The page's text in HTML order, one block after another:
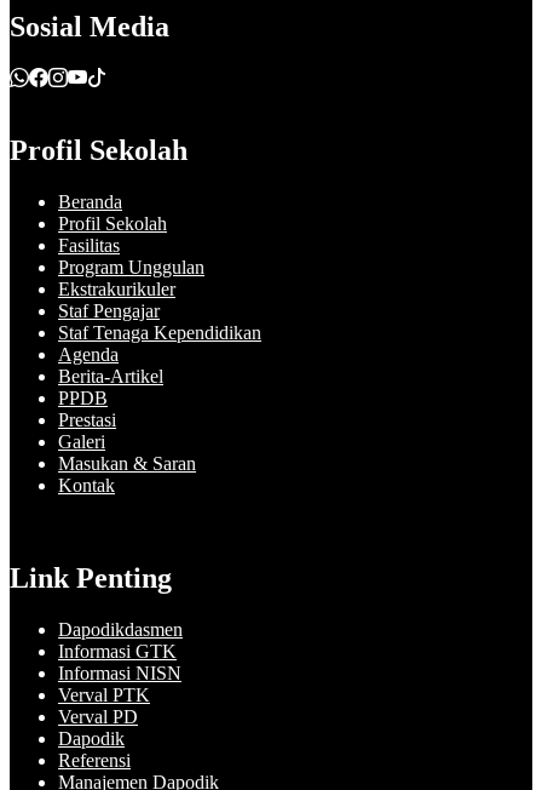
Sosial Media
Profil Sekolah
Beranda
Profil Sekolah
Fasilitas
Program Unggulan
Ekstrakurikuler
Staf Pengajar
Staf Tenaga Kependidikan
Agenda
Berita-Artikel
PPDB
Prestasi
Galeri
Masukan & Saran
Kontak
Link Penting
Dapodikdasmen
Informasi GTK
Informasi NISN
Verval PTK
Verval PD
Dapodik
Referensi
Manajemen Dapodik